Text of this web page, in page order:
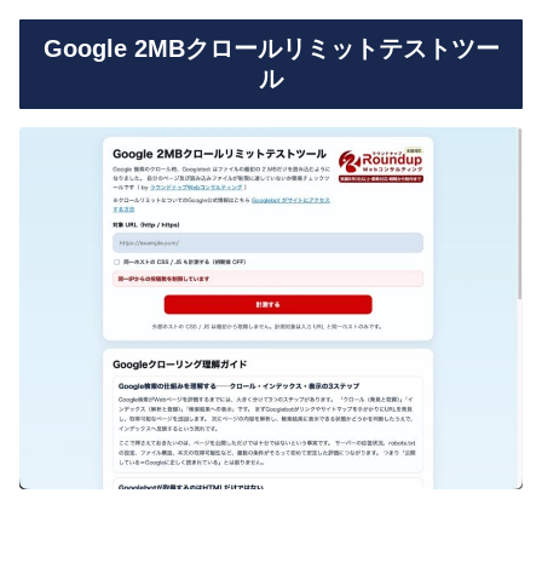
Google 2MBクロールリミットテストツー
ル